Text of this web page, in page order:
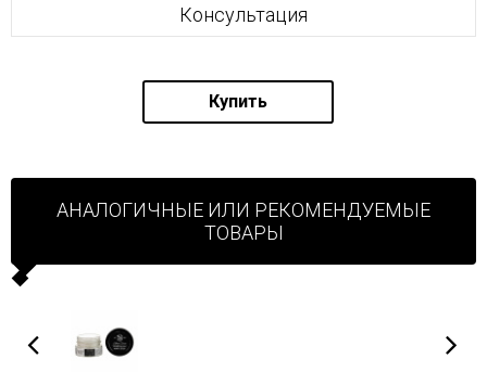
Консультация
Купить
АНАЛОГИЧНЫЕ ИЛИ РЕКОМЕНДУЕМЫЕ
ТОВАРЫ